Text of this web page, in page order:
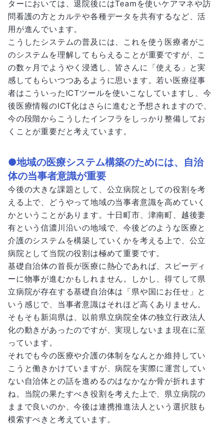
ターにおいては、退院後にはTeamを使いケアマネや訪
問看護の方とカルテや各種データを共有するなど、活
用が進んでいます。
こうしたシステムの普及には、これを使う医療者がこ
のシステムを理解してもらえることが重要ですが、こ
の数ヶ月でようやく浸透し、皆さんに「使える」と実
感してもらいつつあるように思います。若い医療従事
者はこういったICTツールを使いこなしていますし、今
後医療情報のICT化はさらに進むと予想されますので、
今の段階からこうしたインフラをしっかり整備してお
くことが重要だと考えています。
●地域の医療システム構築のためには、自治
体の当事者意識が重要
今後の大きな課題として、公立病院としての役割を考
える上で、どうやって地域の当事者意識を高めていく
かということがあります。十日町市、津南町、越後妻
有という信濃川沿いの地域で、今後どのような医療と
介護のシステムを構築していくかを考える上で、公立
病院として当院の役割は極めて重要です。
基礎自治体の首長が医療に熱心であれば、スピーディ
ーに物事が進むかもしれません。しかし、得てして県
立病院が存在する基礎自治体は「県や国にお任せ」と
いう感じで、当事者意識はそれほど高くありません。
そもそも新潟県は、以前県立病院全体の独立行政法人
化の動きがあったのですが、実現しないまま現在に至
っています。
それでも今の医療や介護の体制をなんとか維持してい
こうと働きかけていますが、病院を実際に運営してい
ない自治体との話を進めるのはなかなか骨が折れます
ね。当院の果たすべき役割を考えた上で、県立病院の
ままで良いのか、今後は連携推進法人という選択肢も
模索すべきと考えています。